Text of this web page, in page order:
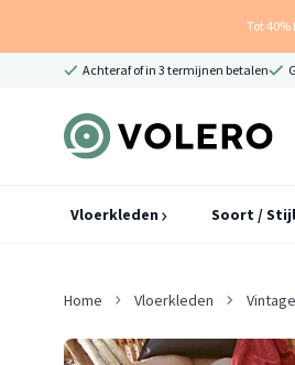
Tot
Achteraf of in 3 termijnen betalen
Vloerkleden Soort / Stijl
Home Vloerkleden